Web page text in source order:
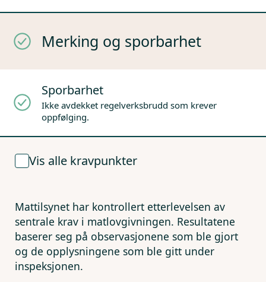
Merking og sporbarhet
Sporbarhet
Ikke avdekket regelverksbrudd som krever
oppfølging.
Vis alle kravpunkter
Mattilsynet har kontrollert etterlevelsen av
sentrale krav i matlovgivningen. Resultatene
baserer seg på observasjonene som ble gjort
og de opplysningene som ble gitt under
inspeksjonen.